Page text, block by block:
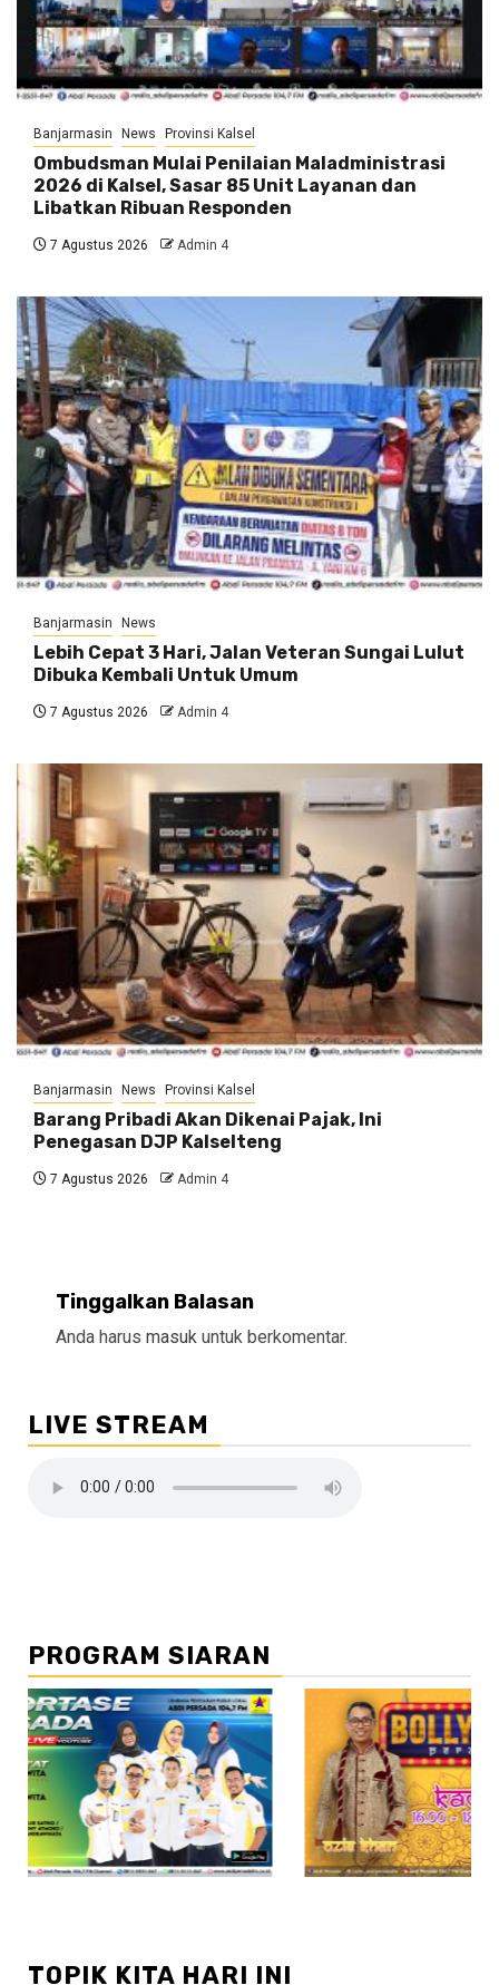
Banjarmasin News Provinsi Kalsel
Ombudsman Mulai Penilaian Maladministrasi
2026 di Kalsel, Sasar 85 Unit Layanan dan
Libatkan Ribuan Responden
7 Agustus 2026 Admin 4
Banjarmasin News
Lebih Cepat 3 Hari, Jalan Veteran Sungai Lulut
Dibuka Kembali Untuk Umum
7 Agustus 2026 Admin 4
Banjarmasin News Provinsi Kalsel
Barang Pribadi Akan Dikenai Pajak, Ini
Penegasan DJP Kalselteng
7 Agustus 2026 Admin 4
Tinggalkan Balasan
Anda harus masuk untuk berkomentar.
LIVE STREAM
PROGRAM SIARAN
//2
TOPIK KITA HARI INI